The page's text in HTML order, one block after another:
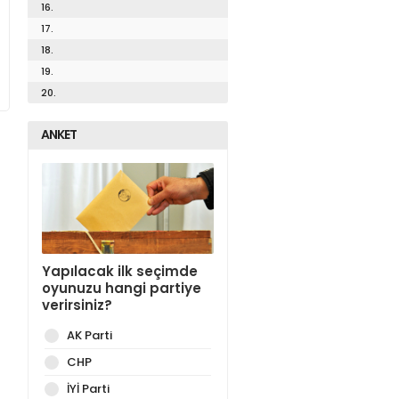
16.
17.
18.
19.
20.
ANKET
Yapılacak ilk seçimde
oyunuzu hangi partiye
verirsiniz?
AK Parti
CHP
İYİ Parti